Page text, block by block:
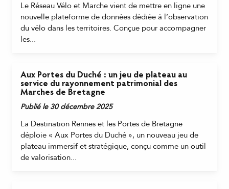
Le Réseau Vélo et Marche vient de mettre en ligne une
nouvelle plateforme de données dédiée à l’observation
du vélo dans les territoires. Conçue pour accompagner
les...
Aux Portes du Duché : un jeu de plateau au
service du rayonnement patrimonial des
Marches de Bretagne
Publié le 30 décembre 2025
La Destination Rennes et les Portes de Bretagne
déploie « Aux Portes du Duché », un nouveau jeu de
plateau immersif et stratégique, conçu comme un outil
de valorisation...